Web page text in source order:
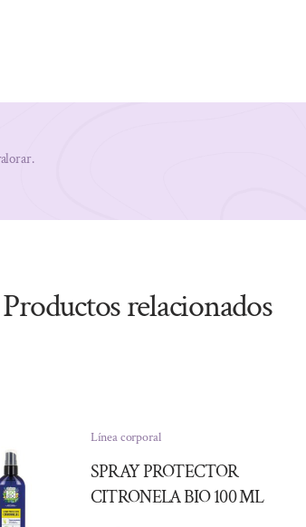
Productos relacionados
Línea corporal
SPRAY PROTECTOR
CITRONELA BIO 100 ML